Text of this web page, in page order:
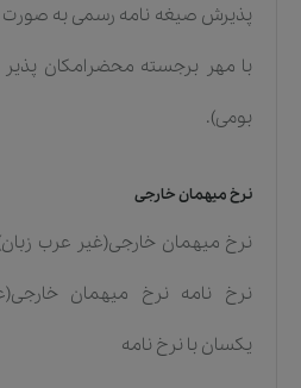
پذیرش صیغه نامه رسمی به صورت
با مهر برجسته محضرامکان
بومی).
نرخ میهمان خارجی
نرخ میهمان خارجی(غیر عرب
نرخ نامه نرخ میهمان
یکسان با نرخ نامه